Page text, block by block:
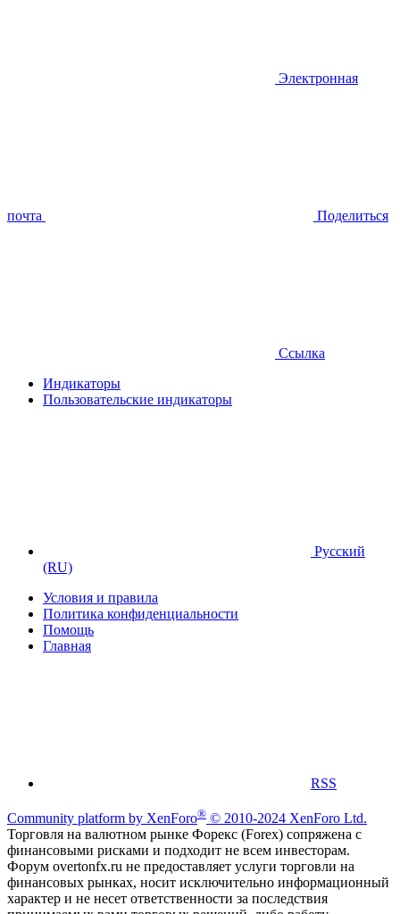
Электронная
почта Поделиться
Ссылка
Индикаторы
Пользовательские индикаторы
Русский
(RU)
Условия и правила
Политика конфиденциальности
Помощь
Главная
RSS
Community platform by XenForo® © 2010-2024 XenForo Ltd.
Торговля на валютном рынке Форекс (Forex) сопряжена с
финансовыми рисками и подходит не всем инвесторам.
Форум overtonfx.ru не предоставляет услуги торговли на
финансовых рынках, носит исключительно информационный
характер и не несет ответственности за последствия